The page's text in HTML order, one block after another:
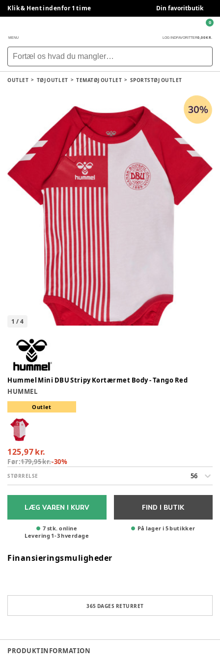
Klik & Hent indenfor 1 time Din favoritbutik
MENU LOG INDFAVORITTER0,00 KR.
0
OUTLET TØJ OUTLET TEMATØJ OUTLET SPORTSTØJ OUTLET
1 /4
Hummel Mini DBU Stripy Kortærmet Body - Tango Red
HUMMEL
Outlet
125,97 kr.
Før:179,95 kr.-30%
STØRRELSE 56
LÆG VAREN I KURV
7 stk. online
Levering 1-3hverdage
FIND I BUTIK
På lager i 5 butikker
Finansieringsmuligheder
365 DAGES RETURRET
PRODUKTINFORMATION